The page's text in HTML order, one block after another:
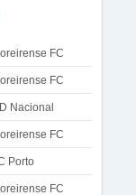
FC
FC
Nacional
FC
Porto
FC